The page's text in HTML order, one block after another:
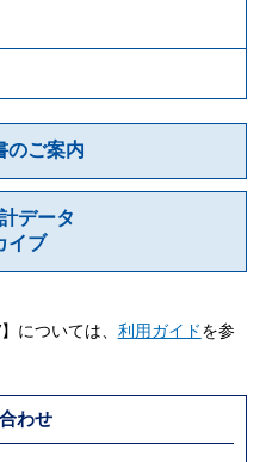
のご案内
データ
イブ
については、 利用ガイドを参
わせ